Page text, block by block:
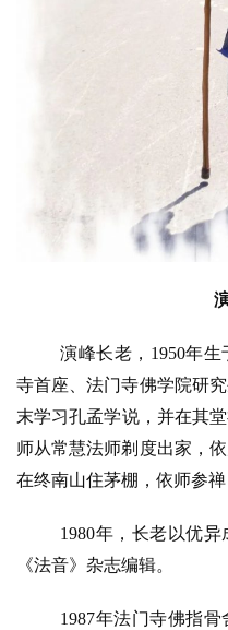
演峰长老， 1950年
寺首座、法门寺佛学院研
末学习孔孟学说，并在其
师从常慧法师剃度出家，
在终南山住茅棚，依师参禅
1980年，长老以优
《法音》杂志编辑。
1987年法门寺佛指